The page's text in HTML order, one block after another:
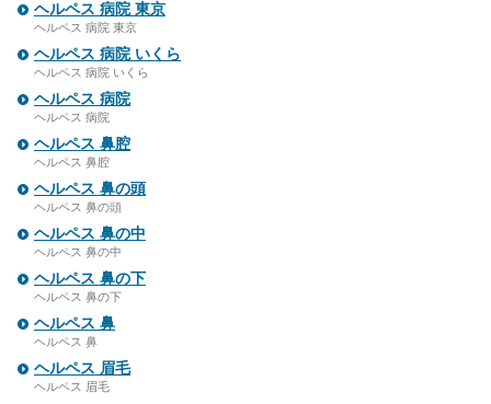
ヘルペス 病院 東京
ヘルペス 病院 東京
ヘルペス 病院 いくら
ヘルペス 病院 いくら
ヘルペス 病院
ヘルペス 病院
ヘルペス 鼻腔
ヘルペス 鼻腔
ヘルペス 鼻の頭
ヘルペス 鼻の頭
ヘルペス 鼻の中
ヘルペス 鼻の中
ヘルペス 鼻の下
ヘルペス 鼻の下
ヘルペス 鼻
ヘルペス 鼻
ヘルペス 眉毛
ヘルペス 眉毛